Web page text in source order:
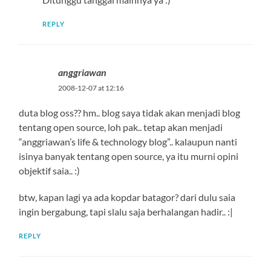
REPLY
anggriawan
2008-12-07 at 12:16
duta blog oss?? hm.. blog saya tidak akan menjadi blog
tentang open source, loh pak.. tetap akan menjadi
“anggriawan’s life & technology blog”.. kalaupun nanti
isinya banyak tentang open source, ya itu murni opini
objektif saia.. :)
btw, kapan lagi ya ada kopdar batagor? dari dulu saia
ingin bergabung, tapi slalu saja berhalangan hadir.. :|
REPLY